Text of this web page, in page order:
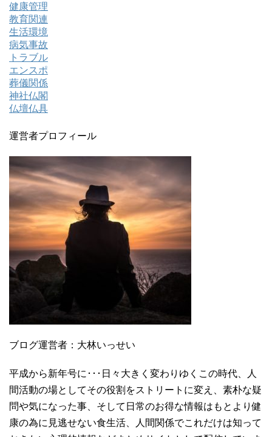
健康管理
教育関連
生活環境
病気事故
トラブル
エンスポ
葬儀関係
神社仏閣
仏壇仏具
運営者プロフィール
ブログ運営者：大林いっせい
平成から新年号に･･･日々大きく変わりゆくこの時代、人
間活動の場としてその役割をストリートに変え、素朴な疑
問や気になった事、そして日常のお得な情報はもとより健
康の為に見逃せない食生活、人間関係でこれだけは知って